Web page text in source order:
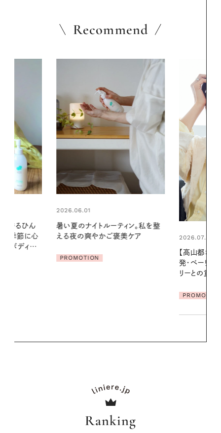
Recommend
ン。私を整
ケア
2026.07.21
発・ベーリングの腕時計】 アクセサ
2026.06.01
の一日。汗ば
Ranking